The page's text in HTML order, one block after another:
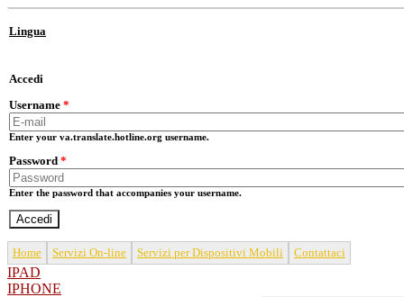
Lingua
Accedi
Username *
Enter your va.translate.hotline.org username.
Password *
Enter the password that accompanies your username.
Home Servizi On-line Servizi per Dispositivi Mobili Contattaci
IPAD
IPHONE